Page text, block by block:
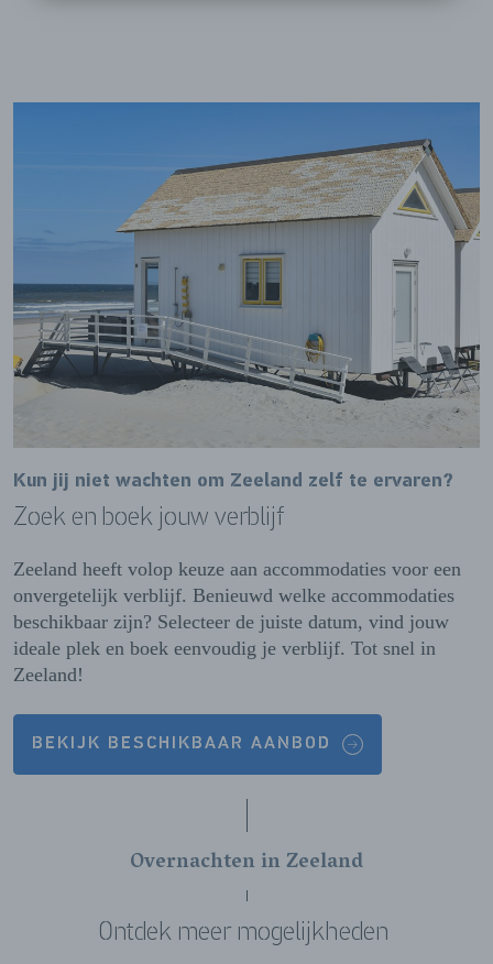
Kun jij niet wachten om Zeeland zelf te ervaren?
Zoek en boek jouw verblijf
Zeeland heeft volop keuze aan accommodaties voor een
onvergetelijk verblijf. Benieuwd welke accommodaties
beschikbaar zijn? Selecteer de juiste datum, vind jouw
ideale plek en boek eenvoudig je verblijf. Tot snel in
Zeeland!
BEKIJK BESCHIKBAAR AANBOD
Overnachten in Zeeland
Ontdek meer mogelijkheden